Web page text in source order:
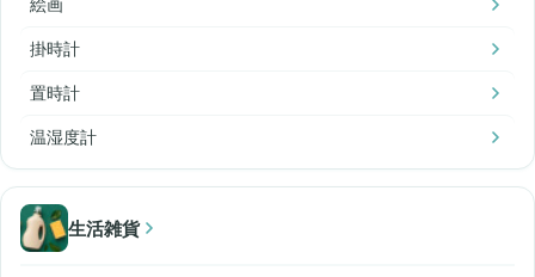
絵画
掛時計
置時計
温湿度計
生活雑貨